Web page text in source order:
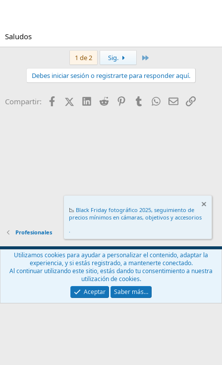
Saludos
1 de 2 Sig.
Debes iniciar sesión o registrarte para responder aquí.
Compartir: FacebookX (Twitter)
LinkedIn
Reddit PinterestTumblr WhatsApp
EmailEnlace
Profesionales
Español (ES)
Contáctanos
Términos y reglas Política de privacidad
Ayuda
Community platform by XenForo® © 2010-2024 XenForo Ltd.
📉 Black Friday fotográfico 2025, seguimiento de
precios mínimos en cámaras, objetivos y accesorios
.
Utilizamos cookies para ayudar a personalizar el contenido, adaptar la
experiencia, y si estás registrado, a mantenerte conectado.
Al continuar utilizando este sitio, estás dando tu consentimiento a nuestra
utilización de cookies.
Aceptar
Saber más…